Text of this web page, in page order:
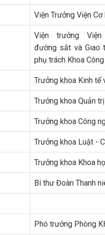
Viện Trưởng Viện
Viện trưởng
đường sắt và Giao
phụ trách Khoa
Trưởng khoa Kinh tế
Trưởng khoa Quản trị
Trưởng khoa Công
Trưởng khoa Luật -
Trưởng khoa Khoa
Bí thư Đoàn Thanh
Phó trưởng Phòng